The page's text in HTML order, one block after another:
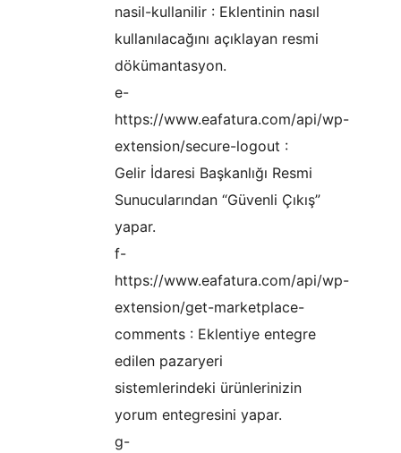
nasil-kullanilir : Eklentinin nasıl
kullanılacağını açıklayan resmi
dökümantasyon.
e-
https://www.eafatura.com/api/wp-
extension/secure-logout :
Gelir İdaresi Başkanlığı Resmi
Sunucularından “Güvenli Çıkış”
yapar.
f-
https://www.eafatura.com/api/wp-
extension/get-marketplace-
comments : Eklentiye entegre
edilen pazaryeri
sistemlerindeki ürünlerinizin
yorum entegresini yapar.
g-